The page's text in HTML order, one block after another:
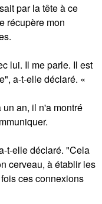
par la tête à ce
récupère mon
lui. Il me parle. Il est
a-t-elle déclaré. «
an, il n'a montré
t-elle déclaré. "Cela
cerveau, à établir les
ces connexions